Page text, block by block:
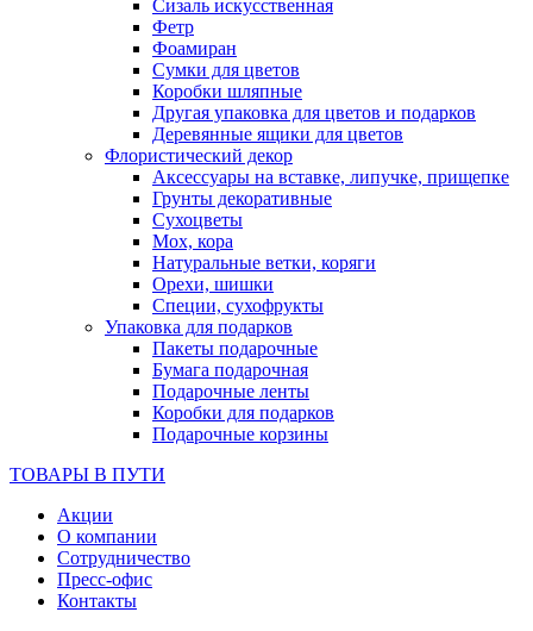
Сизаль искусственная
Фетр
Фоамиран
Сумки для цветов
Коробки шляпные
Другая упаковка для цветов и подарков
Деревянные ящики для цветов
Флористический декор
Аксессуары на вставке, липучке, прищепке
Грунты декоративные
Сухоцветы
Мох, кора
Натуральные ветки, коряги
Орехи, шишки
Специи, сухофрукты
Упаковка для подарков
Пакеты подарочные
Бумага подарочная
Подарочные ленты
Коробки для подарков
Подарочные корзины
ТОВАРЫ В ПУТИ
Акции
О компании
Сотрудничество
Пресс-офис
Контакты